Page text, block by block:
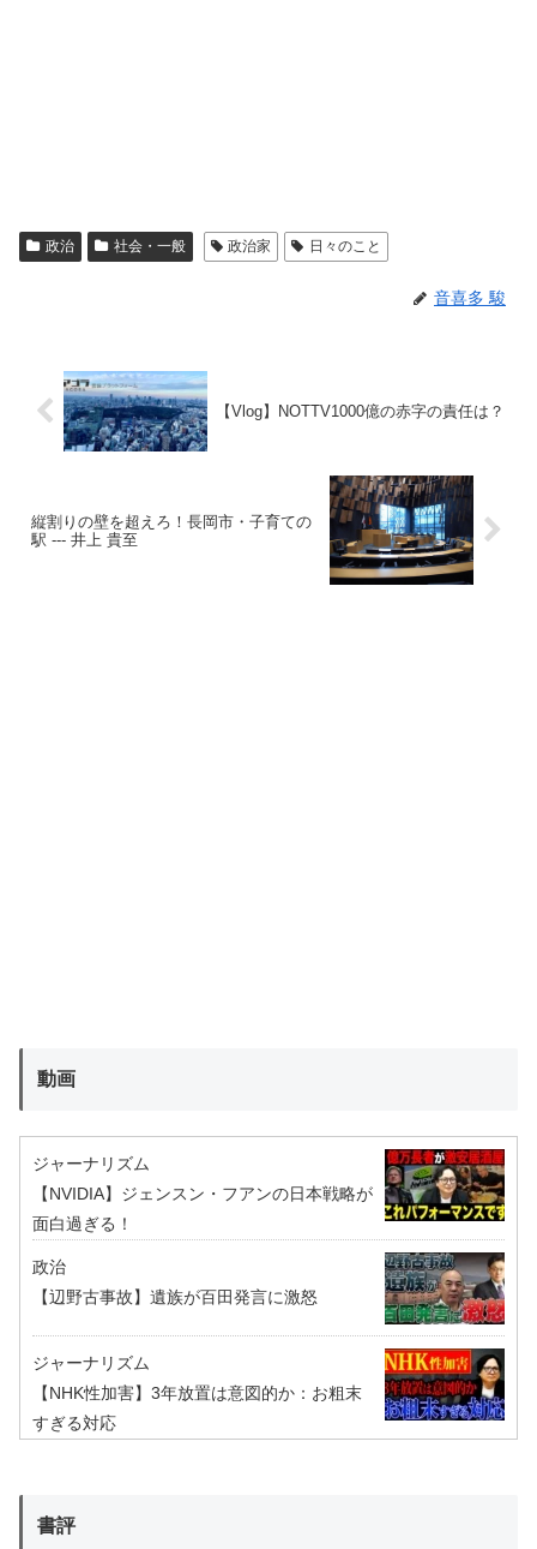
政治 社会・一般 政治家 日々のこと
音喜多 駿
【Vlog】NOTTV1000億の赤字の責任は？
縦割りの壁を超えろ！長岡市・子育ての
駅 --- 井上 貴至
動画
ジャーナリズム
【NVIDIA】ジェンスン・フアンの日本戦略が
面白過ぎる！
政治
【辺野古事故】遺族が百田発言に激怒
ジャーナリズム
【NHK性加害】3年放置は意図的か：お粗末
すぎる対応
書評